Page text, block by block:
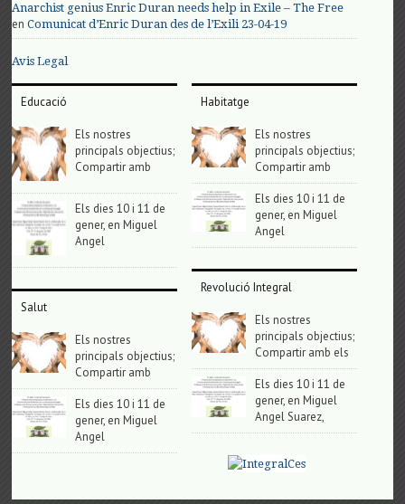
Anarchist genius Enric Duran needs help in Exile – The Free
enComunicat d’Enric Duran des de l’Exili 23-04-19
Avis Legal
Educació
Els nostres
principals objectius;
Compartir amb
Els dies 10 i 11 de
gener, en Miguel
Angel
Salut
Els nostres
principals objectius;
Compartir amb
Els dies 10 i 11 de
gener, en Miguel
Angel
Habitatge
Els nostres
principals objectius;
Compartir amb
Els dies 10 i 11 de
gener, en Miguel
Angel
Revolució Integral
Els nostres
principals objectius;
Compartir amb els
Els dies 10 i 11 de
gener, en Miguel
Angel Suarez,